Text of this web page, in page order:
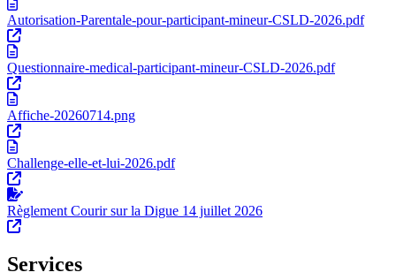
Autorisation-Parentale-pour-participant-mineur-CSLD-2026.pdf
Questionnaire-medical-participant-mineur-CSLD-2026.pdf
Affiche-20260714.png
Challenge-elle-et-lui-2026.pdf
Règlement Courir sur la Digue 14 juillet 2026
Services